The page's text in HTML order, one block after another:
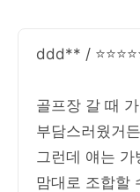
ddd** /
골프장 갈 때
부담스러웠거
그런데 얘는
맘대로 조합할